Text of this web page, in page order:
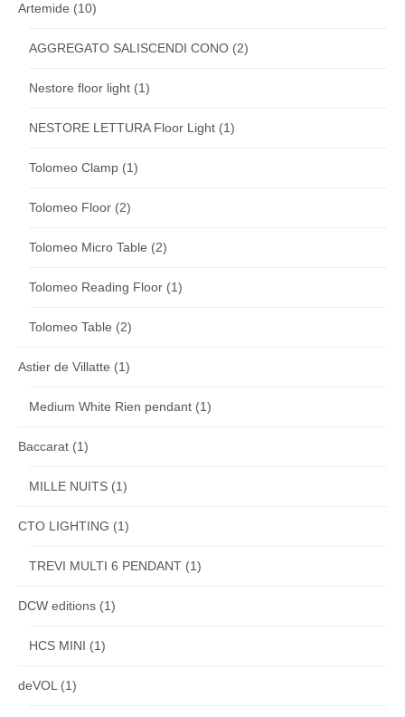
Artemide (10)
AGGREGATO SALISCENDI CONO (2)
Nestore floor light (1)
NESTORE LETTURA Floor Light (1)
Tolomeo Clamp (1)
Tolomeo Floor (2)
Tolomeo Micro Table (2)
Tolomeo Reading Floor (1)
Tolomeo Table (2)
Astier de Villatte (1)
Medium White Rien pendant (1)
Baccarat (1)
MILLE NUITS (1)
CTO LIGHTING (1)
TREVI MULTI 6 PENDANT (1)
DCW editions (1)
HCS MINI (1)
deVOL(1)